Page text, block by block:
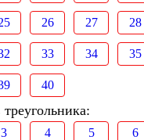
26 27 28
33 34 35
40
3 4 5 6